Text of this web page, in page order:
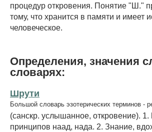
процедур откровения. Понятие "Ш."
тому, что хранится в памяти и имеет
человеческое.
Определения, значения
словарях:
Шрути
Большой словарь эзотерических терминов -
(санскр. услышанное, откровение).
принципов наад, нада. 2. Знание,